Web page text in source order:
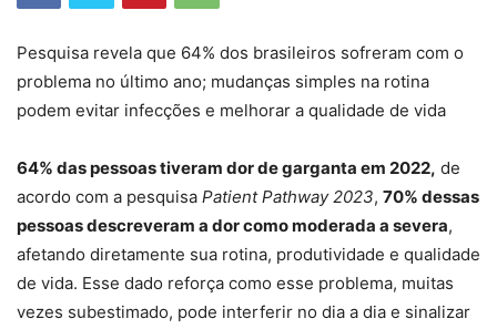
Pesquisa revela que 64% dos brasileiros sofreram com o
problema no último ano; mudanças simples na rotina
podem evitar infecções e melhorar a qualidade de vida
64% das pessoas tiveram dor de garganta em 2022, de
acordo com a pesquisa Patient Pathway 2023, 70% dessas
pessoas descreveram a dor como moderada a severa,
afetando diretamente sua rotina, produtividade e qualidade
de vida. Esse dado reforça como esse problema, muitas
vezes subestimado, pode interferir no dia a dia e sinalizar